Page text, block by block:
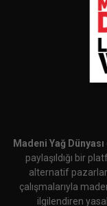
Madeni Yağ Dünyası
paylaşıldığı bir
alternatif
çalışmalarıyla
ilgilendiren